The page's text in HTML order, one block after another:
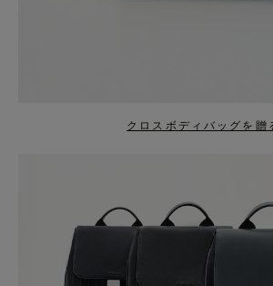
クロスボディバッグを贈